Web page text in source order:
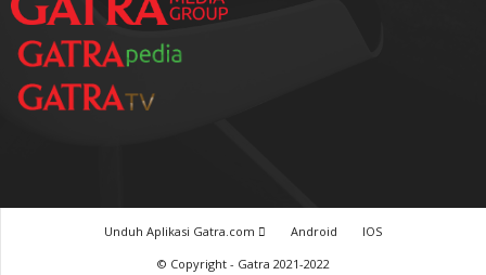
Unduh Aplikasi Gatra.com Android
IOS
© Copyright - Gatra 2021-2022